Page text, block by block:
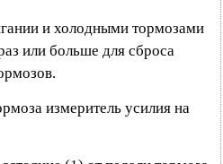
и холодными тормозами
или больше для сброса
измеритель усилия на